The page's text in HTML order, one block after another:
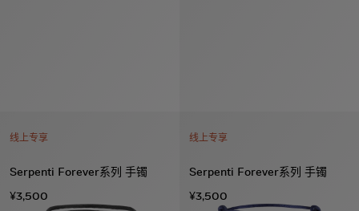
线上专享
Serpenti Forever系列 手镯
¥3,500
线上专享
Serpenti Forever系列 手镯
¥3,500